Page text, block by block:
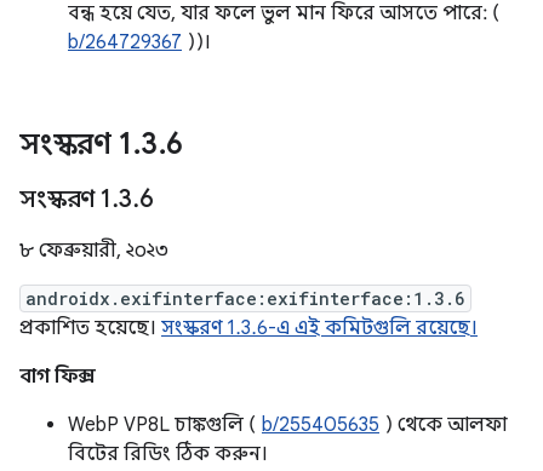
বন্ধ হয়ে যেত, যার ফলে ভুল মান ফিরে আসতে পারে: (
b/264729367 ))।
সংস্করণ 1.3.6
সংস্করণ 1.3.6
৮ ফেব্রুয়ারী, ২০২৩
androidx.exifinterface:exifinterface:1.3.6
প্রকাশিত হয়েছে। সংস্করণ 1.3.6-এ এই কমিটগুলি রয়েছে।
বাগ ফিক্স
WebP VP8L চাঙ্কগুলি ( b/255405635 ) থেকে আলফা
বিটের রিডিং ঠিক করুন।